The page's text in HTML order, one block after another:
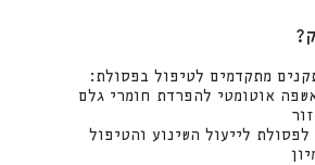
מתקדמים לטיפול בפסולת:
אוטומטי להפרדת חומרי גלם
לייעול השינוע והטיפול